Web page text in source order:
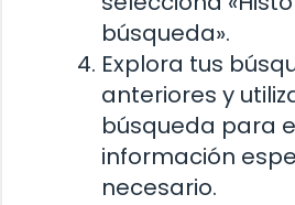
búsqueda».
Explora tus
anteriores y
búsqueda para
información
necesario.